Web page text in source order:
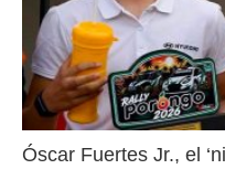
Óscar Fuertes Jr., el